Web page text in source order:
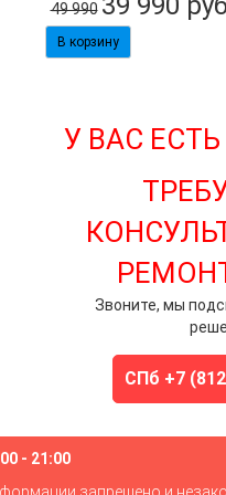
49 990
У ВАС
Звоните, мы
СПб +7
- 21:00